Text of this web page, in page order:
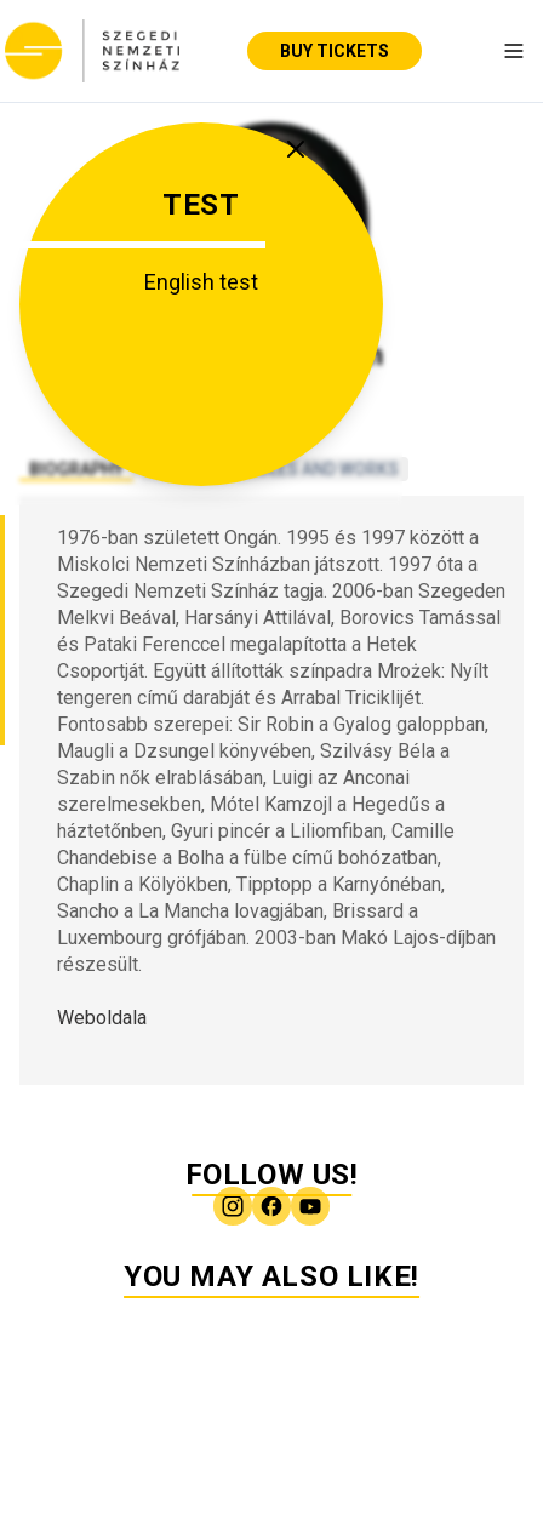
BUY TICKETS
TEST
English test
Gömöri Krisztián
BIOGRAPHY / ROLES AND WORKS
1976-ban született Ongán. 1995 és 1997 között a
Miskolci Nemzeti Színházban játszott. 1997 óta a
Szegedi Nemzeti Színház tagja. 2006-ban Szegeden
Melkvi Beával, Harsányi Attilával, Borovics Tamással
és Pataki Ferenccel megalapította a Hetek
Csoportját. Együtt állították színpadra Mrożek: Nyílt
tengeren című darabját és Arrabal Triciklijét.
Fontosabb szerepei: Sir Robin a Gyalog galoppban,
Maugli a Dzsungel könyvében, Szilvásy Béla a
Szabin nők elrablásában, Luigi az Anconai
szerelmesekben, Mótel Kamzojl a Hegedűs a
háztetőnben, Gyuri pincér a Liliomfiban, Camille
Chandebise a Bolha a fülbe című bohózatban,
Chaplin a Kölyökben, Tipptopp a Karnyónéban,
Sancho a La Mancha lovagjában, Brissard a
Luxembourg grófjában. 2003-ban Makó Lajos-díjban
részesült.
Weboldala
FOLLOW US!
YOU MAY ALSO LIKE!